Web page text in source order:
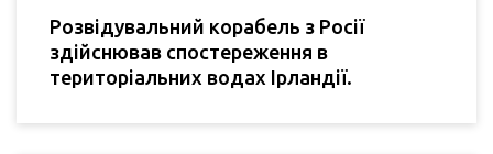
Розвідувальний корабель з Росії
здійснював спостереження в
територіальних водах Ірландії.